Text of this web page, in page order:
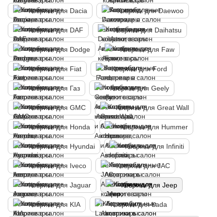
Коврики для Dacia Коврики для Daewoo
Коврики для DAF Коврики для Daihatsu
Коврики для Dodge Коврики для Faw
Коврики для Fiat Коврики для Ford
Коврики для Газ Коврики для Geely
Коврики для GMC Коврики для Great Wall
Коврики для Honda Коврики для Hummer
Коврики для Hyundai Коврики для Infiniti
Коврики для Iveco Коврики для JAC
Коврики для Jaguar Коврики для Jeep
Коврики для KIA Коврики для Lada